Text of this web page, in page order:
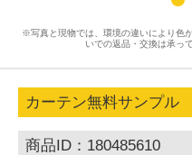
※写真と現物では、環境の違いにより色
いでの返品・交換は承っ
カーテン無料サンプル
商品ID：180485610